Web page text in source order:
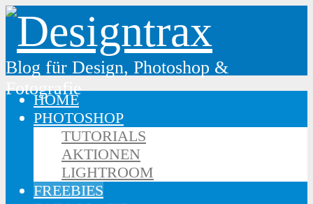
Blog für Design, Photoshop &
Fotografie
HOME
PHOTOSHOP
TUTORIALS
AKTIONEN
LIGHTROOM
FREEBIES